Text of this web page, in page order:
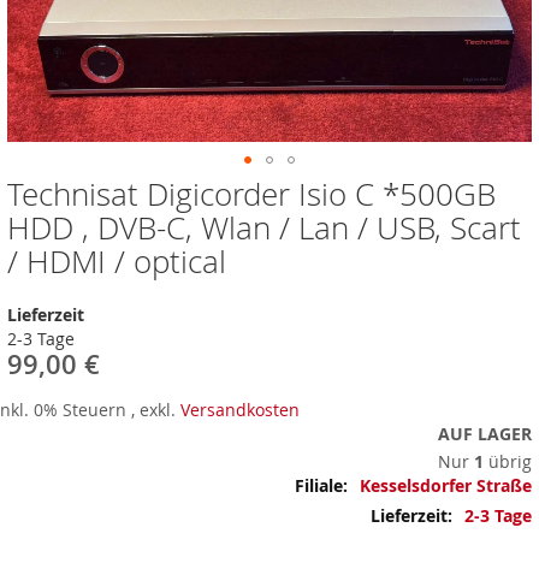
Technisat Digicorder Isio C *500GB
HDD , DVB-C, Wlan / Lan / USB, Scart
/ HDMI / optical
Lieferzeit
2-3 Tage
99,00 €
0% Steuern , exkl. Versandkosten
AUF LAGER
Nur 1 übrig
Mehr
Informationen
Kesselsdorfer Straße
2-3 Tage
Zum
Anfang
der
Bildergalerie